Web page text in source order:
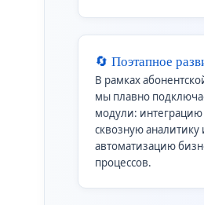
🔄 Поэтапное
В рамках
мы плавно
модули: интеграцию
сквозную аналитику
автоматизацию
процессов.